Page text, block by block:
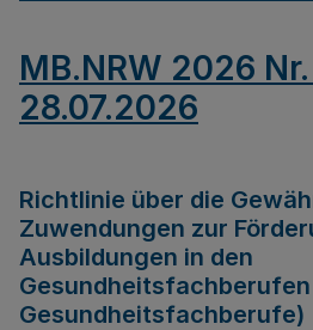
MB.NRW 2026
28.07.2026
Richtlinie über die
Zuwendungen zur
Ausbildungen in den
Gesundheitsfachberufe)